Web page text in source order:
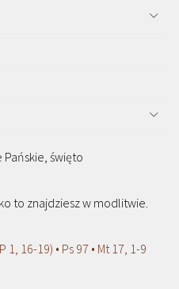
święto
to znajdziesz w modlitwie.
1, 16-19) • Ps 97 • Mt 17, 1-9